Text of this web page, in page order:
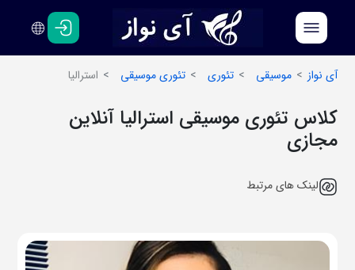
فارسی
انگلیسی
آی نواز
موسیقی تئوری تئوری موسیقی استرالیا
کلاس تئوری موسیقی استرالیا آنلاین
مجازی
لینک های مرتبط